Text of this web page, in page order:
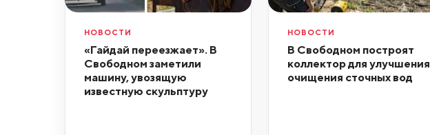
НОВОСТИ
«Гайдай переезжает». В
Свободном заметили
машину, увозящую
известную скульптуру
НОВОСТИ
В Свободном построят
коллектор для улучшения
очищения сточных вод